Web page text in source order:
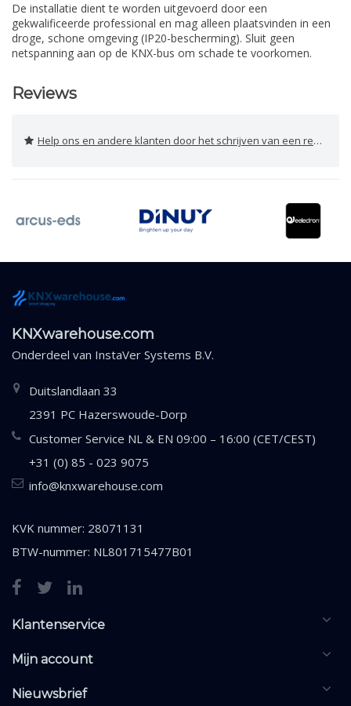
De installatie dient te worden uitgevoerd door een
gekwalificeerde professional en mag alleen plaatsvinden in een
droge, schone omgeving (IP20-bescherming). Sluit geen
netspanning aan op de KNX-bus om schade te voorkomen.
Reviews
Help ons en andere klanten door het schrijven van een review
KNXwarehouse.com
Onderdeel van InstaVer Systems B.V.
Duitslandlaan 33
2391 PC Hazerswoude-Dorp
Customer Service NL & EN 09:00 – 16:00 (CET/CEST)
+31 (0) 85 - 023 9075
info@knxwarehouse.com
KVK nummer: 28071131
BTW-nummer: NL801715477B01
Klantenservice
Mijn account
Nieuwsbrief